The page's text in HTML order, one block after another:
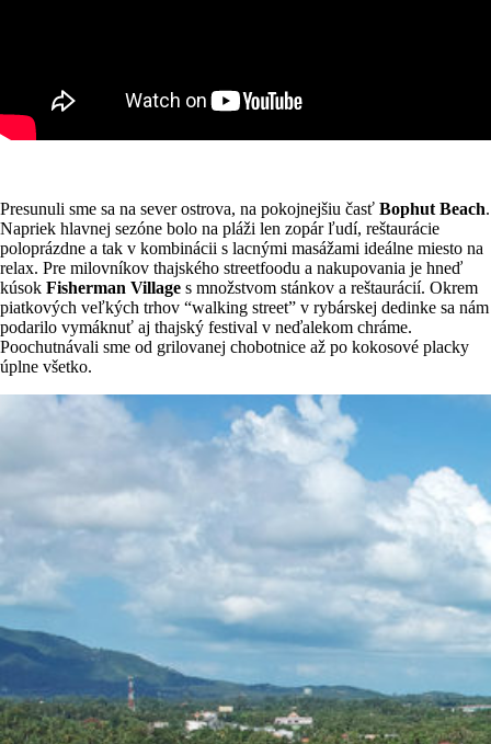
Presunuli sme sa na sever ostrova, na pokojnejšiu časť Bophut Beach.
Napriek hlavnej sezóne bolo na pláži len zopár ľudí, reštaurácie
poloprázdne a tak v kombinácii s lacnými masážami ideálne miesto na
relax. Pre milovníkov thajského streetfoodu a nakupovania je hneď
kúsok Fisherman Village s množstvom stánkov a reštaurácií. Okrem
piatkových veľkých trhov “walking street” v rybárskej dedinke sa nám
podarilo vymáknuť aj thajský festival v neďalekom chráme.
Poochutnávali sme od grilovanej chobotnice až po kokosové placky
úplne všetko.